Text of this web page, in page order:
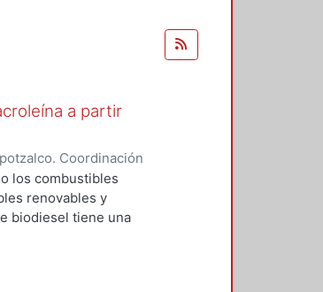
a partir
Coordinación
Humberto
los combustibles
renovables y
biodiesel tiene una